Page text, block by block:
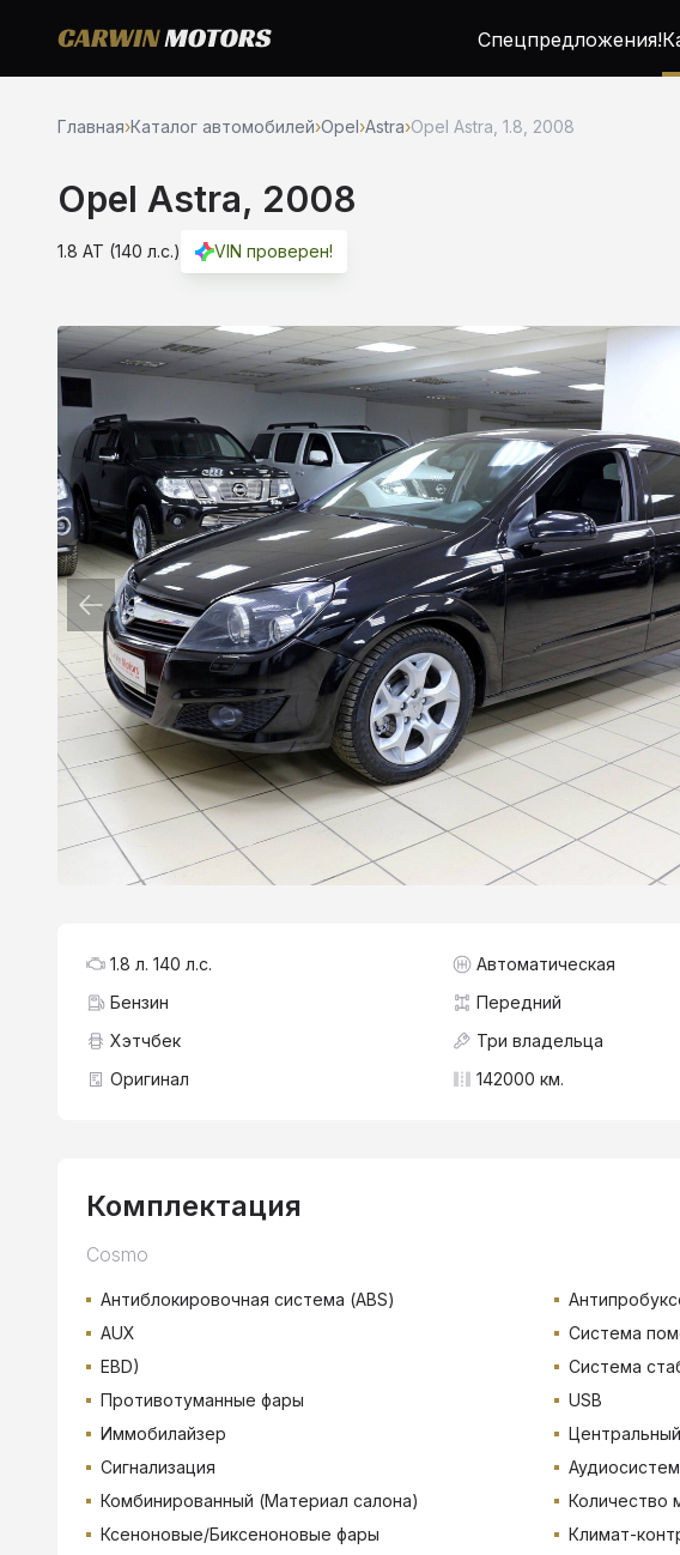
Спецпредложения!
Главная›Каталог автомобилей›Opel›Astra›Opel Astra, 1.8, 2008
Opel Astra, 2008
1.8 AT (140 л.с.) VIN проверен!
1.8 л. 140 л.с.
Автоматическая
Бензин
Передний
Хэтчбек
Три владельца
Оригинал
142000 км.
Комплектация
Cosmo
Антиблокировочная система (ABS)
AUX
Система
EBD)
Система
Противотуманные фары
USB
Иммобилайзер
Сигнализация
Комбинированный (Материал салона)
Количество
Ксеноновые/Биксеноновые фары
Климат-